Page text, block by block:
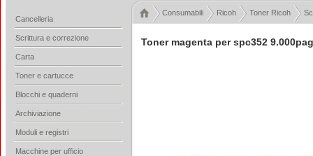
Toner magenta per spc352 9.000pag
Consumabili Ricoh Toner Ricoh
Cancelleria
Scrittura e correzione
Carta
Toner e cartucce
Blocchi e quaderni
Archiviazione
Moduli e registri
Macchine per ufficio